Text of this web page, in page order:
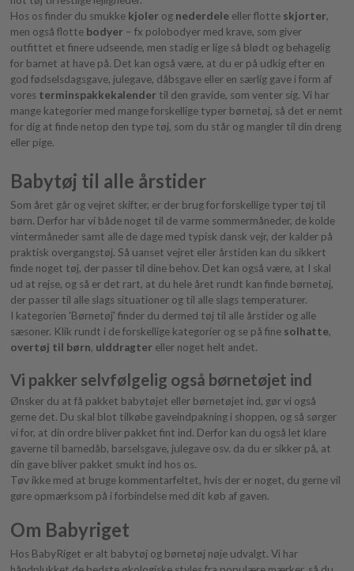
Hos os finder du smukke kjolerog nederdele eller flotte skjorter,
men også flotte bodyer – fx polobodyer med krave, som giver
outfittet et finere udseende, men stadig er lige så blødt og behagelig
for barnet at have på. Det kan også være, at du er på udkig efter en
god fødselsdagsgave, julegave, dåbsgave eller en særlig gave i form af
vores terminspakkekalendertil den gravide, som venter sig. Vi har
mange kategorier med mange forskellige typer børnetøj, så det er nemt
for dig at finde netop den type tøj, som du står og mangler til din dreng
eller pige.
Babytøj til alle årstider
Som året går og vejret skifter, er der brug for forskellige typer tøj til
børn. Derfor har vi både noget til de varme sommermåneder, de kolde
vintermåneder samt alle de dage med typisk dansk vejr, der kalder på
praktisk overgangstøj. Så uanset vejret eller årstiden kan du sikkert
finde noget tøj, der passer til dine behov. Det kan også være, at I skal
ud at rejse, og så er det rart, at du hele året rundt kan finde børnetøj,
der passer til alle slags situationer og til alle slags temperaturer.
I kategorien 'Børnetøj' finder du dermed tøj til alle årstider og alle
sæsoner. Klik rundt i de forskellige kategorier og se på fine solhatte,
overtøj til børn, ulddragtereller noget helt andet.
Vi pakker selvfølgelig også børnetøjet ind
Ønsker du at få pakket babytøjet eller børnetøjet ind, gør vi også
gerne det. Du skal blot tilkøbe gaveindpakning i shoppen, og så sørger
vi for, at din ordre bliver pakket fint ind. Derfor kan du også let klare
gaverne til barnedåb, barselsgave, julegave osv. da du er sikker på, at
din gave bliver pakket smukt ind hos os.
Tøv ikke med at bruge kommentarfeltet, hvis der er noget, du gerne vil
gøre opmærksom på i forbindelse med dit køb af gaven.
Om Babyriget
Hos BabyRiget er alt babytøj og børnetøj nøje udvalgt. Vi har